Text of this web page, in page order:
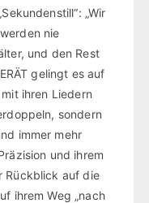
„Wir
nie
und den Rest
gelingt es auf
ihren Liedern
sondern
immer mehr
und ihrem
Rückblick auf die
ihrem Weg „nach